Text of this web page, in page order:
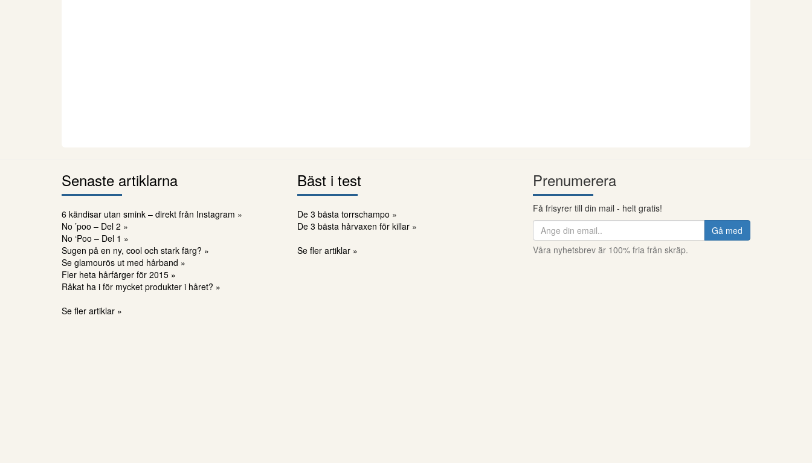
Senaste artiklarna
6 kändisar utan smink – direkt från Instagram »
No ’poo – Del 2 »
No ‘Poo – Del 1 »
Sugen på en ny, cool och stark färg? »
Se glamourös ut med hårband »
Fler heta hårfärger för 2015 »
Råkat ha i för mycket produkter i håret? »
Se fler artiklar »
Bäst i test
De 3 bästa torrschampo »
De 3 bästa hårvaxen för killar »
Se fler artiklar »
Prenumerera
Få frisyrer till din mail - helt gratis!
Gå med
Våra nyhetsbrev är 100% fria från skräp.